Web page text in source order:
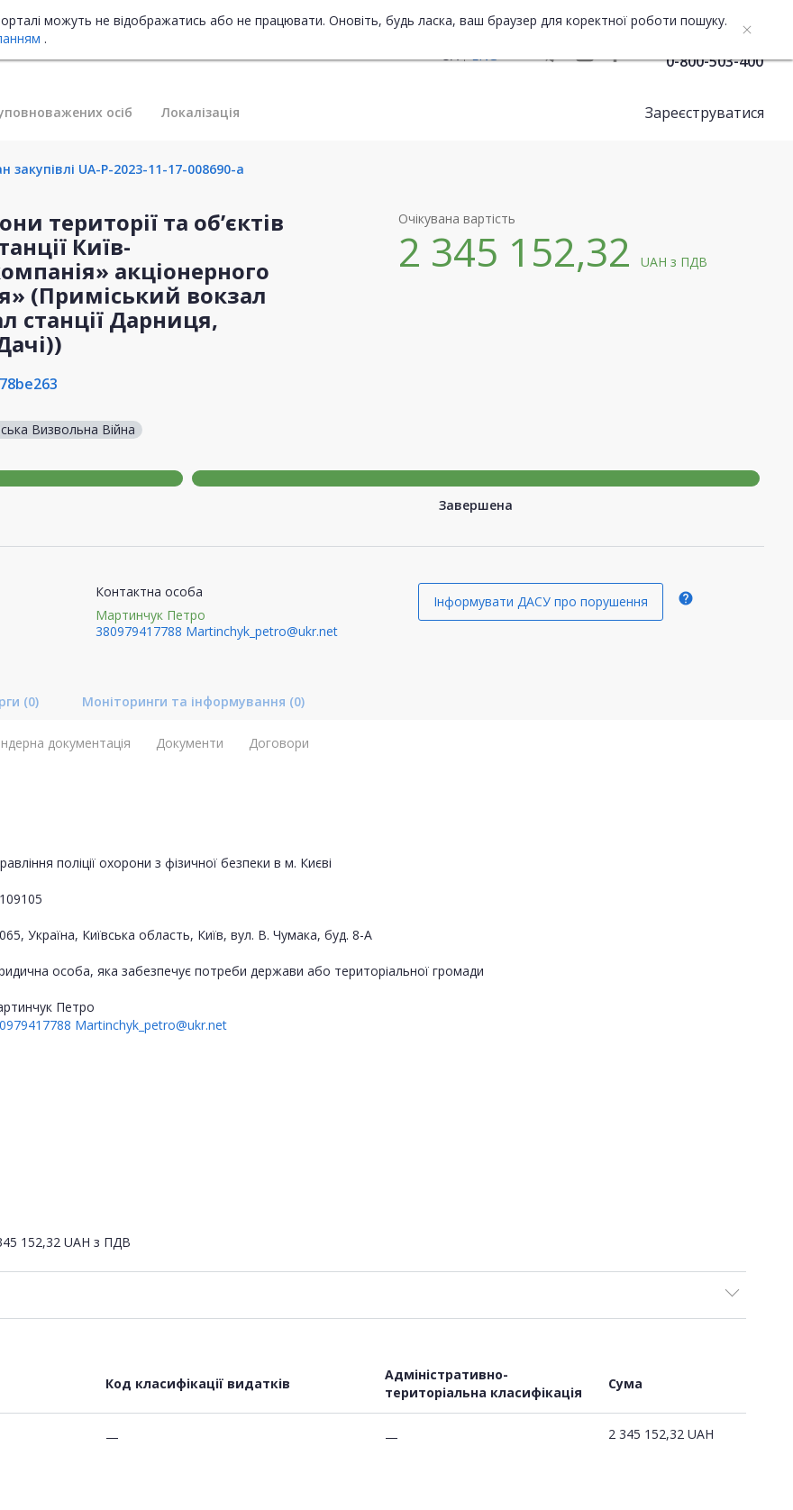
можуть не відображатись або не працювати. Оновіть, будь ласка, ваш браузер для коректної роботи пошуку.
.
UA
ENG 0-800-503-400
осіб Локалізація Зареєструватися
закупівлі UA-P-2023-11-17-008690-a
території та об’єктів
Київ-
акціонерного
(Приміський вокзал
станції Дарниця,
Визвольна Війна
Очікувана вартість
2 345 152,32UAHз ПДВ
Завершена
Контактна особа
Мартинчук Петро
380979417788 Martinchyk_petro@ukr.net
Інформувати ДАСУ про порушення help
(0) Моніторинги та інформування (0)
документація Документи Договори
поліції охорони з фізичної безпеки в м. Києві
Україна, Київська область, Київ, вул. В. Чумака, буд. 8-А
особа, яка забезпечує потреби держави або територіальної громади
Петро
Martinchyk_petro@ukr.net
152,32 UAH з ПДВ
Код класифікації видатків
Адміністративно-
територіальна класифікація
Сума
— — 2 345 152,32 UAH